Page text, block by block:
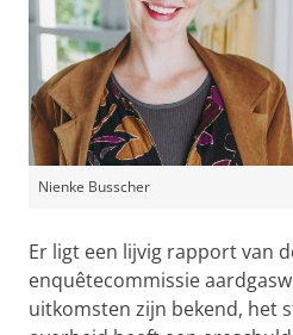
Nienke Busscher
Er ligt een lijvig rapport van
enquêtecommissie
uitkomsten zijn bekend, het